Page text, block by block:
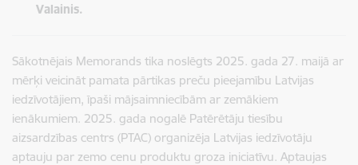
Valainis.
Sākotnējais Memorands tika noslēgts 2025. gada 27. maijā ar
mērķi veicināt pamata pārtikas preču pieejamību Latvijas
iedzīvotājiem, īpaši mājsaimniecībām ar zemākiem
ienākumiem. 2025. gada nogalē Patērētāju tiesību
aizsardzības centrs (PTAC) organizēja Latvijas iedzīvotāju
aptauju par zemo cenu produktu groza iniciatīvu. Aptaujas